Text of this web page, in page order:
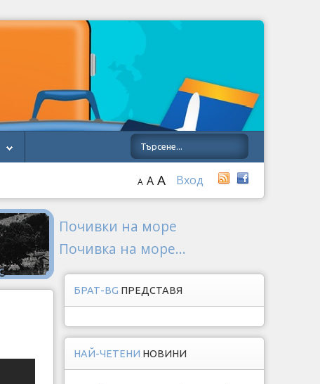
Вход
A A A
Почивки на море
Почивка на море...
БРАТ-BG ПРЕДСТАВЯ
НАЙ-ЧЕТЕНИ НОВИНИ